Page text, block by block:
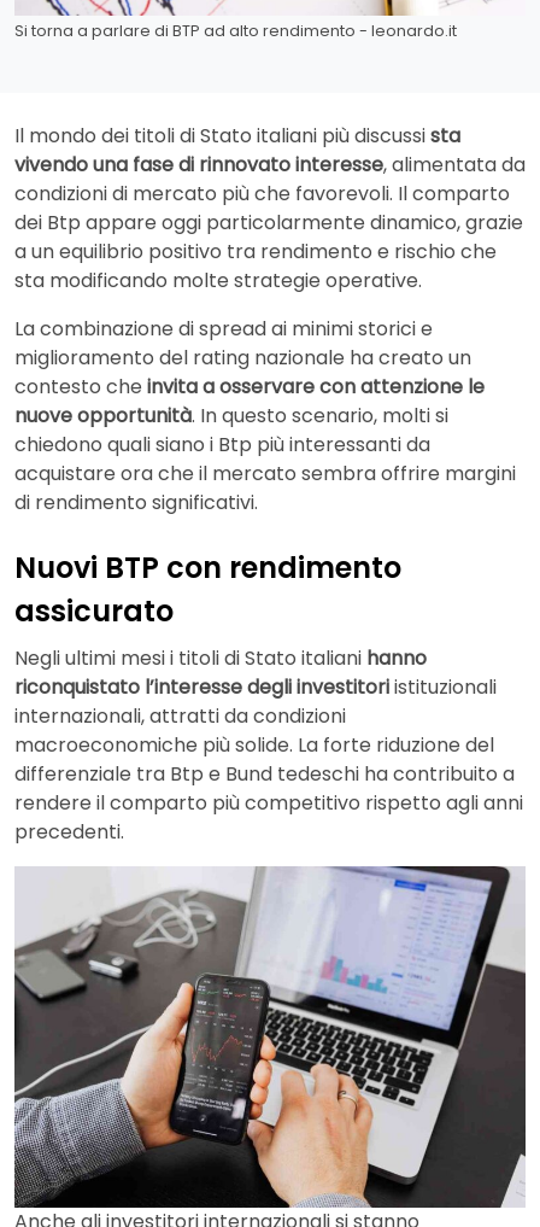
Si torna a parlare di BTP ad alto rendimento - leonardo.it
Il mondo dei titoli di Stato italiani più discussista
vivendo una fase di rinnovato interesse, alimentata da
condizioni di mercato più che favorevoli. Il comparto
dei Btp appare oggi particolarmente dinamico, grazie
a un equilibrio positivo tra rendimento e rischio che
sta modificando molte strategie operative.
La combinazione di spread ai minimi storici e
miglioramento del rating nazionale ha creato un
contesto che invita a osservare con attenzione le
nuove opportunità. In questo scenario, molti si
chiedono quali siano i Btp più interessanti da
acquistare ora che il mercato sembra offrire margini
di rendimento significativi.
Nuovi BTP con rendimento
assicurato
Negli ultimi mesi i titoli di Stato italiani hanno
riconquistato l’interesse degli investitoriistituzionali
internazionali, attratti da condizioni
macroeconomiche più solide. La forte riduzione del
differenziale tra Btp e Bund tedeschi ha contribuito a
rendere il comparto più competitivo rispetto agli anni
precedenti.